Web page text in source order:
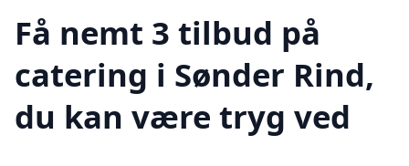
Få nemt 3 tilbud på
catering i Sønder Rind,
du kan være tryg ved